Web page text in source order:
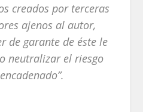
creados por terceras
ajenos al autor,
de garante de éste le
neutralizar el riesgo